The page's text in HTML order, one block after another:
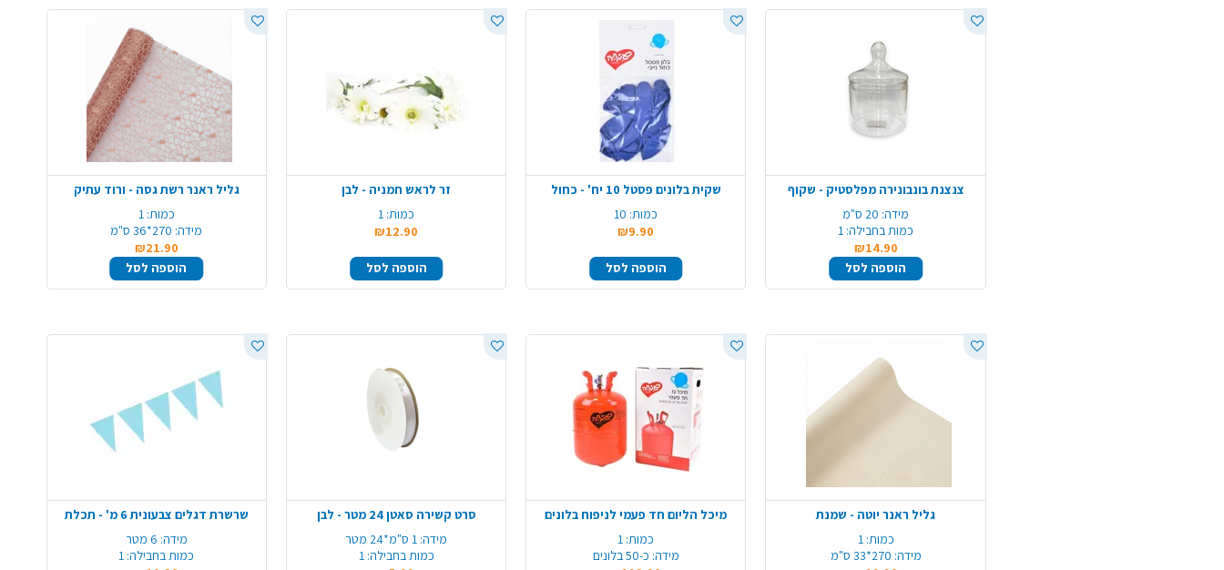
צנצנת בונבונירה מפלסטיק - שקוף
מידה: 20 ס"מ
כמות בחבילה: 1
₪14.90
הוספה לסל
שקית בלונים פסטל 10 יח' - כחול
כמות: 10
₪9.90
הוספה לסל
זר לראש חמניה - לבן
כמות: 1
₪12.90
הוספה לסל
גליל ראנר רשת גסה - ורוד עתיק
כמות: 1
מידה: 270*36 ס"מ
₪21.90
הוספה לסל
גליל ראנר יוטה - שמנת
כמות: 1
מידה: 270*33 ס"מ
מיכל הליום חד פעמי לניפוח בלונים
כמות: 1
מידה: כ-50 בלונים
סרט קשירה סאטן 24 מטר - לבן
מידה: 1 ס"מ*24 מטר
כמות בחבילה: 1
שרשרת דגלים צבעונית 6 מ' - תכלת
מידה: 6 מטר
כמות בחבילה: 1